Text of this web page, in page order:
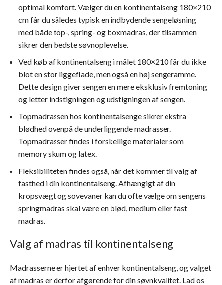
optimal komfort. Vælger du en kontinentalseng 180×210
cm får du således typisk en indbydende sengeløsning
med både top-, spring- og boxmadras, der tilsammen
sikrer den bedste søvnoplevelse.
Ved køb af kontinentalseng i målet 180×210 får du ikke
blot en stor liggeflade, men også en høj sengeramme.
Dette design giver sengen en mere eksklusiv fremtoning
og letter indstigningen og udstigningen af sengen.
Topmadrassen hos kontinentalsenge sikrer ekstra
blødhed ovenpå de underliggende madrasser.
Topmadrasser findes i forskellige materialer som
memory skum og latex.
Fleksibiliteten findes også, når det kommer til valg af
fasthed i din kontinentalseng. Afhængigt af din
kropsvægt og sovevaner kan du ofte vælge om sengens
springmadras skal være en blød, medium eller fast
madras.
Valg af madras til kontinentalseng
Madrasserne er hjertet af enhver kontinentalseng, og valget
af madras er derfor afgørende for din søvnkvalitet. Lad os